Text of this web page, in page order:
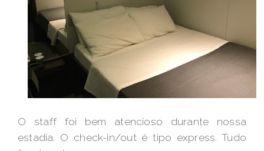
O staff foi bem atencioso durante nossa
estadia. O check-in/out é tipo express. Tudo